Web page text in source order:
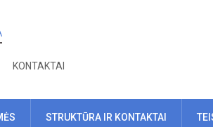
KONTAKTAI
STRUKTŪRA IR KONTAKTAI